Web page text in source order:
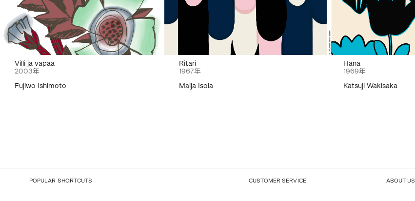
Villi ja vapaa
2003年
Fujiwo Ishimoto
Ritari
1967年
Maija Isola
Hana
1969年
Katsuji Wakisaka
POPULAR SHORTCUTS CUSTOMER SERVICE ABOUT US